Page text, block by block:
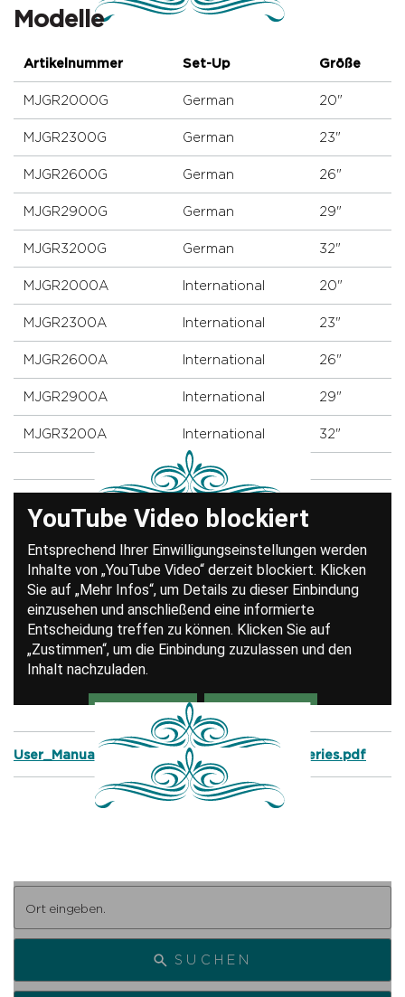
Modelle
Artikelnummer Set-Up Größe
MJGR2000G German 20"
MJGR2300G German 23"
MJGR2600G German 26"
MJGR2900G German 29"
MJGR3200G German 32"
MJGR2000A International 20"
MJGR2300A International 23"
MJGR2600A International 26"
MJGR2900A International 29"
MJGR3200A International 32"
User_Manual_Timpani_Symphonic_Grand-Series.pdf
SUCHEN